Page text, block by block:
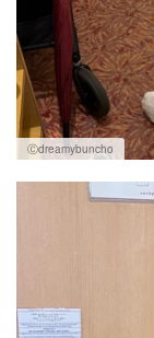
Ⓒdreamybuncho